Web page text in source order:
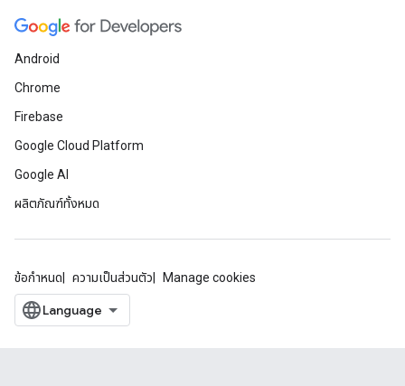
Android
Chrome
Firebase
Google Cloud Platform
Google AI
ผลิตภัณฑ์ทั้งหมด
ข้อกำหนด ความเป็นส่วนตัว Manage cookies